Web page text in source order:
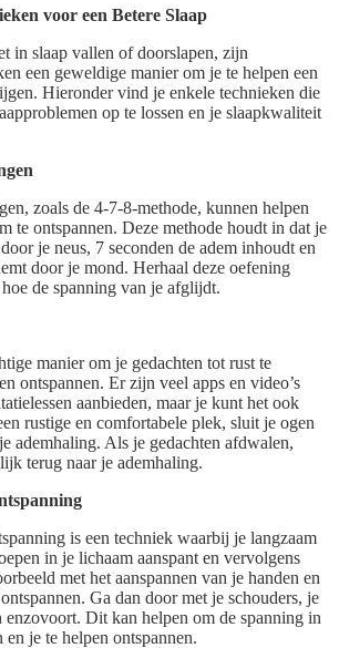
voor een Betere Slaap
in slaap vallen of doorslapen, zijn
een geweldige manier om je te helpen een
Hieronder vind je enkele technieken die
op te lossen en je slaapkwaliteit
zoals de 4-7-8-methode, kunnen helpen
te ontspannen. Deze methode houdt in dat je
je neus, 7 seconden de adem inhoudt en
door je mond. Herhaal deze oefening
de spanning van je afglijdt.
manier om je gedachten tot rust te
ontspannen. Er zijn veel apps en video’s
aanbieden, maar je kunt het ook
rustige en comfortabele plek, sluit je ogen
ademhaling. Als je gedachten afdwalen,
terug naar je ademhaling.
is een techniek waarbij je langzaam
in je lichaam aanspant en vervolgens
met het aanspannen van je handen en
Ga dan door met je schouders, je
enzovoort. Dit kan helpen om de spanning in
je te helpen ontspannen.